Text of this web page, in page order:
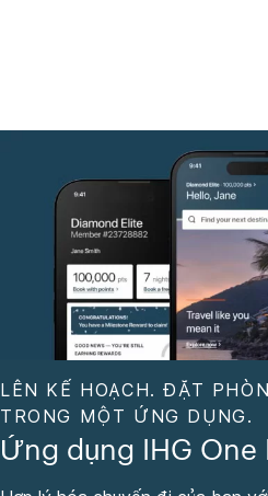
LÊN KẾ HOẠCH. ĐẶT
TRONG MỘT ỨNG DỤNG.
Ứng dụng IHG One